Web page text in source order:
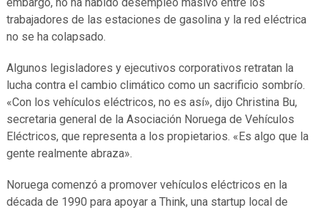
trabajadores de las estaciones de gasolina y la red eléctrica
no se ha colapsado.
Algunos legisladores y ejecutivos corporativos retratan la
lucha contra el cambio climático como un sacrificio sombrío.
«Con los vehículos eléctricos, no es así», dijo Christina Bu,
secretaria general de la Asociación Noruega de Vehículos
Eléctricos, que representa a los propietarios. «Es algo que la
gente realmente abraza».
Noruega comenzó a promover vehículos eléctricos en la
década de 1990 para apoyar a Think, una startup local de